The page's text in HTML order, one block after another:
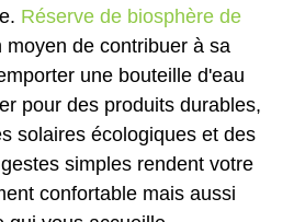
Réserve de biosphère de
moyen de contribuer à sa
une bouteille d'eau
pour des produits durables,
solaires écologiques et des
simples rendent votre
confortable mais aussi